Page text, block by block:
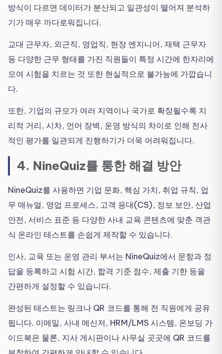
방식이 다르면 데이터가 분산되고 일관성이 떨어져 분석하
기가 매우 까다로워집니다.
교대 근무자, 외근직, 영업직, 현장 엔지니어, 재택 근무자
등 다양한 근무 형태를 가진 직원들이 특정 시간에 한자리에
모여 시험을 치르는 것 또한 현실적으로 불가능에 가깝습니
다.
또한, 기업의 규모가 여러 지역이나 국가로 확장될수록 지
리적 거리, 시차, 언어 장벽, 운영 방식의 차이로 인해 전사
적인 평가를 일관되게 진행하기가 더욱 어려워집니다.
4. NineQuiz를 통한 해결 방안
NineQuiz를 사용하면 기업 문화, 핵심 가치, 취업 규칙, 업
무 매뉴얼, 영업 프로세스, 고객 응대(CS), 정보 보안, 산업
안전, 서비스 표준 등 다양한 사내 교육 콘텐츠에 맞춘 객관
식 온라인 테스트를 손쉽게 제작할 수 있습니다.
인사, 교육 또는 운영 관리 부서는 NineQuiz에서 문항과 정
답을 등록하고 시험 시간, 합격 기준 점수, 제출 기한 등을
간편하게 설정할 수 있습니다.
완성된 테스트는 링크나 QR 코드를 통해 전 직원에게 공유
됩니다. 이메일, 사내 메신저, HRM/LMS 시스템, 온보딩 가
이드북은 물론, 지사 게시판이나 사무실 곳곳에 QR 코드를